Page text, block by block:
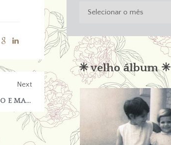
Next
CHICK COREA É UM LAMBISGÓIO E MACBETH NÃO VALE UM TOSTÃO
condena
✳︎ velho álbum ✳︎